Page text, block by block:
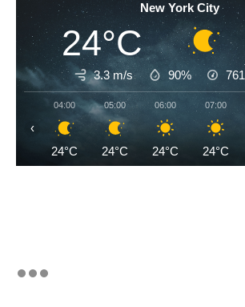
New York City
24°C
3.3 m/s 90% 761
04:00
24°C
05:00
24°C
06:00
24°C
07:00
24°C
‹